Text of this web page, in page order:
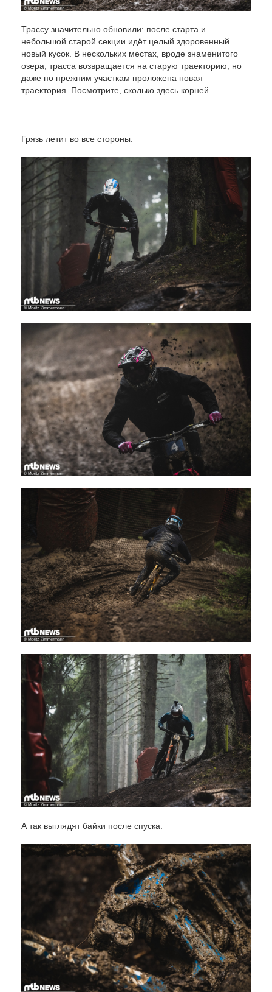
Трассу значительно обновили: после старта и
небольшой старой секции идёт целый здоровенный
новый кусок. В нескольких местах, вроде знаменитого
озера, трасса возвращается на старую траекторию, но
даже по прежним участкам проложена новая
траектория. Посмотрите, сколько здесь корней.
Грязь летит во все стороны.
А так выглядят байки после спуска.